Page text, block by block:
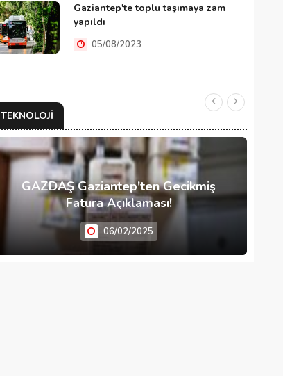
Gaziantep'te toplu taşımaya zam
yapıldı
05/08/2023
TEKNOLOJI
GAZDAŞ Gaziantep'ten Gecikmiş
Fatura Açıklaması!
06/02/2025